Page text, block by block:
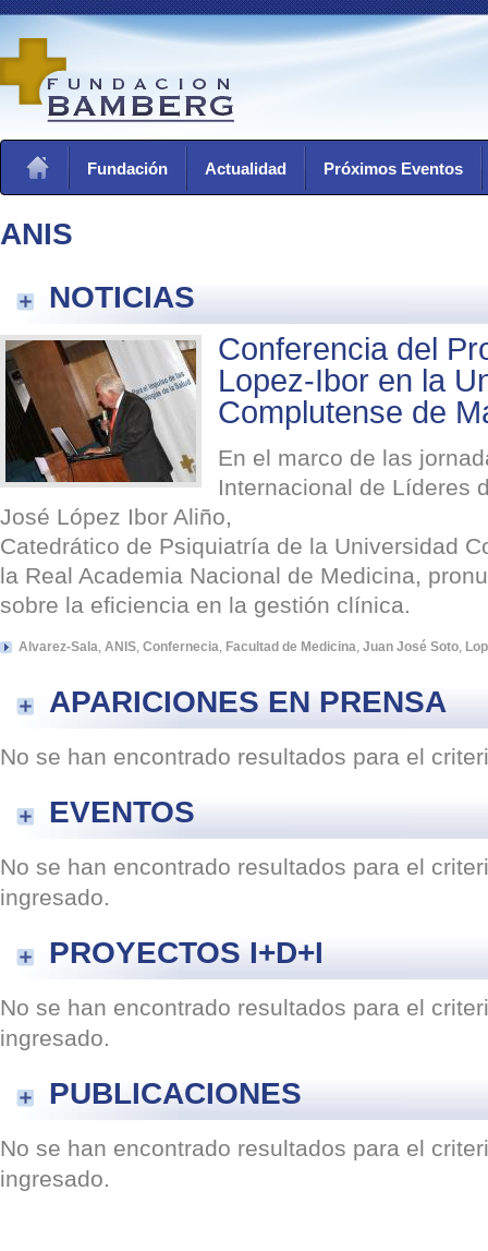
Fundación Actualidad Próximos Eventos
ANIS
NOTICIAS
Conferencia del
Lopez-Ibor en la
Complutense de
En el marco de las
Internacional de Líderes
José López Ibor Aliño,
Catedrático de Psiquiatría de la Universidad
la Real Academia Nacional de Medicina,
sobre la eficiencia en la gestión clínica.
Alvarez-Sala ANIS Confernecia Facultad de Medicina Juan José Soto
APARICIONES EN PRENSA
No se han encontrado resultados para el
EVENTOS
No se han encontrado resultados para el
ingresado.
PROYECTOS I+D+I
No se han encontrado resultados para el
ingresado.
PUBLICACIONES
No se han encontrado resultados para el
ingresado.